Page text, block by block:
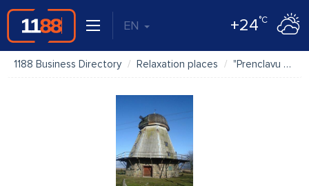
EN +24°C
1188 Business Directory Relaxation places "Prenclavu vējdzirnavas"